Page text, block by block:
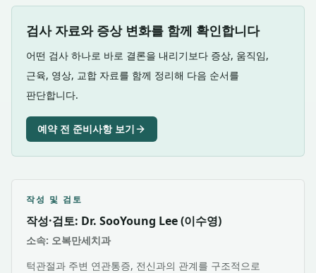
검사 자료와 증상 변화를 함께 확인합니다
어떤 검사 하나로 바로 결론을 내리기보다 증상, 움직임,
근육, 영상, 교합 자료를 함께 정리해 다음 순서를
판단합니다.
예약 전 준비사항 보기
작성 및 검토
작성·검토: Dr. SooYoung Lee (이수영)
소속: 오복만세치과
턱관절과 주변 연관통증, 전신과의 관계를 구조적으로